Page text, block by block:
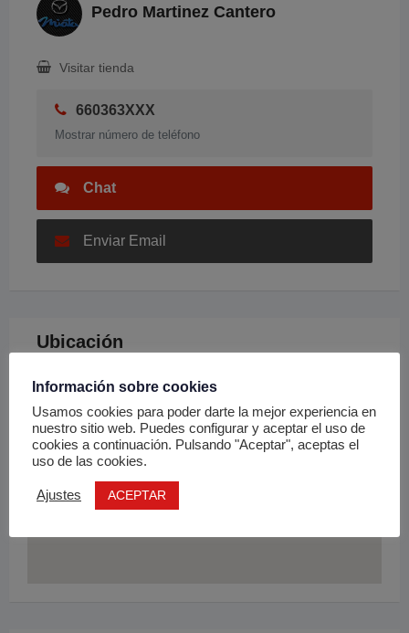
Pedro Martinez Cantero
Visitar tienda
660363XXX
Mostrar número de teléfono
Chat
Enviar Email
Ubicación
Información sobre cookies
Usamos cookies para poder darte la mejor experiencia en
nuestro sitio web. Puedes configurar y aceptar el uso de
cookies a continuación. Pulsando "Aceptar", aceptas el
uso de las cookies.
Ajustes ACEPTAR